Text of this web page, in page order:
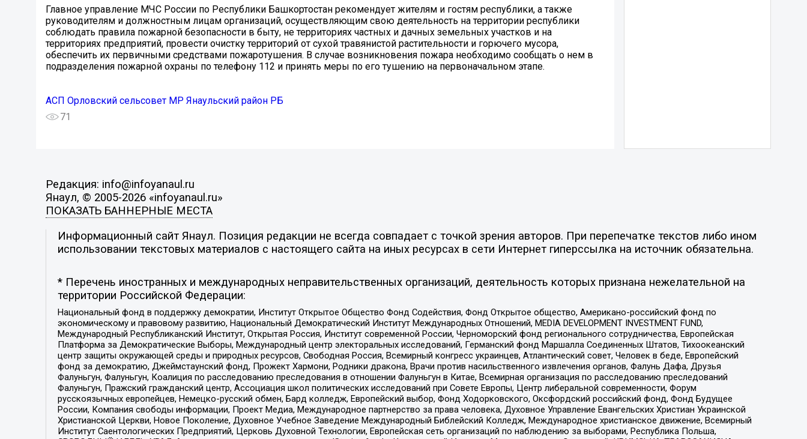
Главное управление МЧС России по Республики Башкортостан рекомендует жителям и гостям республики, а также
руководителям и должностным лицам организаций, осуществляющим свою деятельность на территории республики
соблюдать правила пожарной безопасности в быту, не территориях частных и дачных земельных участков и на
территориях предприятий, провести очистку территорий от сухой травянистой растительности и горючего мусора,
обеспечить их первичными средствами пожаротушения. В случае возникновения пожара необходимо сообщать о нем в
подразделения пожарной охраны по телефону 112 и принять меры по его тушению на первоначальном этапе.
АСП Орловский сельсовет МР Янаульский район РБ
71
Редакция: info@infoyanaul.ru
Янаул, © 2005-2026 «infoyanaul.ru»
ПОКАЗАТЬ БАННЕРНЫЕ МЕСТА
Информационный сайт Янаул. Позиция редакции не всегда совпадает с точкой зрения авторов. При перепечатке текстов либо ином
использовании текстовых материалов с настоящего сайта на иных ресурсах в сети Интернет гиперссылка на источник обязательна.
* Перечень иностранных и международных неправительственных организаций, деятельность которых признана нежелательной на
территории Российской Федерации:
Национальный фонд в поддержку демократии, Институт Открытое Общество Фонд Содействия, Фонд Открытое общество, Американо-российский фонд по
экономическому и правовому развитию, Национальный Демократический Институт Международных Отношений, MEDIA DEVELOPMENT INVESTMENT FUND,
Международный Республиканский Институт, Открытая Россия, Институт современной России, Черноморский фонд регионального сотрудничества, Европейская
Платформа за Демократические Выборы, Международный центр электоральных исследований, Германский фонд Маршалла Соединенных Штатов, Тихоокеанский
центр защиты окружающей среды и природных ресурсов, Свободная Россия, Всемирный конгресс украинцев, Атлантический совет, Человек в беде, Европейский
фонд за демократию, Джеймстаунский фонд, Прожект Хармони, Родники дракона, Врачи против насильственного извлечения органов, Фалунь Дафа, Друзья
Фалуньгун, Фалуньгун, Коалиция по расследованию преследования в отношении Фалуньгун в Китае, Всемирная организация по расследованию преследований
Фалуньгун, Пражский гражданский центр, Ассоциация школ политических исследований при Совете Европы, Центр либеральной современности, Форум
русскоязычных европейцев, Немецко-русский обмен, Бард колледж, Европейский выбор, Фонд Ходорковского, Оксфордский российский фонд, Фонд Будущее
России, Компания свободы информации, Проект Медиа, Международное партнерство за права человека, Духовное Управление Евангельских Христиан Украинской
Христианской Церкви, Новое Поколение, Духовное Учебное Заведение Международный Библейский Колледж, Международное христианское движение, Всемирный
Институт Саентологических Предприятий, Церковь Духовной Технологии, Европейская сеть организаций по наблюдению за выборами, Республика Польша,